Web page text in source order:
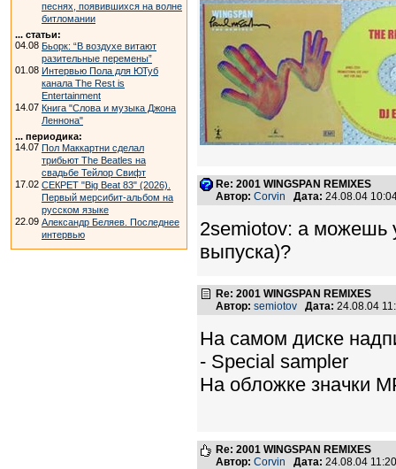
песнях, появившихся на волне
битломании
... статьи:
04.08 Бьорк: “В воздухе витают
разительные перемены”
01.08 Интервью Пола для ЮТуб
канала The Rest is
Entertainment
14.07 Книга "Слова и музыка Джона
Леннона"
... периодика:
14.07 Пол Маккартни сделал
трибьют The Beatles на
свадьбе Тейлор Свифт
17.02 СЕКРЕТ "Big Beat 83" (2026).
Первый мерсибит-альбом на
русском языке
22.09 Александр Беляев. Последнее
интервью
Re: 2001 WINGSPAN REMIXES
Автор: Corvin Дата: 24.08.04
2semiotov: а можешь
выпуска)?
Re: 2001 WINGSPAN REMIXES
Автор: semiotov Дата: 24.08.04
На самом диске
- Special sampler
На обложке значки
Re: 2001 WINGSPAN REMIXES
Автор: Corvin Дата: 24.08.04